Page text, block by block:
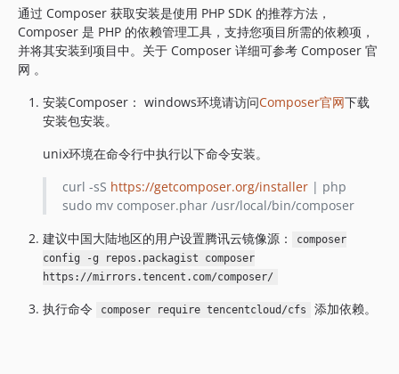
3.0.1435
3.0.1434
3.0.1423
3.0.1417
3.0.1414
3.0.1407
3.0.1406
3.0.1403
3.0.1402
3.0.1396
3.0.1395
3.0.1394
3.0.1393
通过 Composer 获取安装是使用 PHP SDK 的推荐方法，
Composer 是 PHP 的依赖管理工具，支持您项目所需的依赖项，
并将其安装到项目中。关于 Composer 详细可参考 Composer 官
网 。
安装Composer： windows环境请访问Composer官网下载
安装包安装。
unix环境在命令行中执行以下命令安装。
curl -sS https://getcomposer.org/installer| php
sudo mv composer.phar /usr/local/bin/composer
建议中国大陆地区的用户设置腾讯云镜像源：
composer
config -g repos.packagist composer
https://mirrors.tencent.com/composer/
执行命令 composer require tencentcloud/cfs 添加依赖。